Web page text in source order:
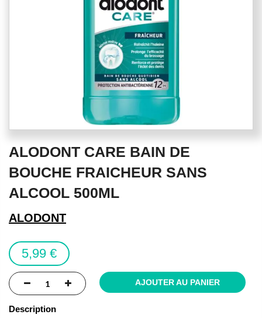
to
beginning
of
images
ALODONT CARE BAIN DE
BOUCHE FRAICHEUR SANS
ALCOOL 500ML
ALODONT
5,99 €
AJOUTER AU PANIER
Description